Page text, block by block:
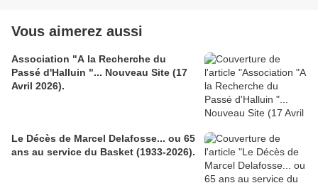
Vous aimerez aussi
Association "A la Recherche du
Passé d'Halluin "... Nouveau Site (17
Avril 2026).
Le Décès de Marcel Delafosse... ou 65
ans au service du Basket (1933-2026).